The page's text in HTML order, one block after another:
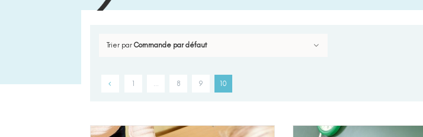
Trier par Commande par défaut
1 … 8 9 10